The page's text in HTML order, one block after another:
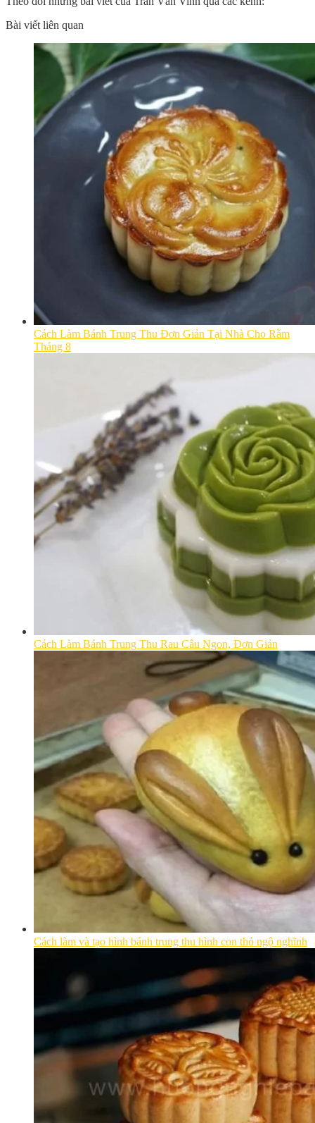
Bài viết liên quan
Cách Làm Bánh Trung Thu Đơn Giản Tại Nhà Cho Rằm
Tháng 8
Cách Làm Bánh Trung Thu Rau Câu Ngon, Đơn Giản
Cách làm và tạo hình bánh trung thu hình con thỏ ngộ nghĩnh